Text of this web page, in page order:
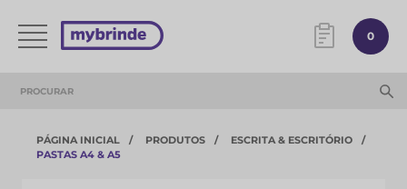
0
PÁGINA INICIAL PRODUTOS
ESCRITA & ESCRITÓRIO
PASTAS A4 & A5